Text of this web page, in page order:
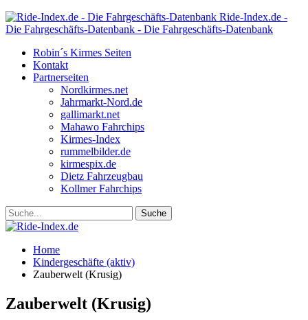
Ride-Index.de -
Die Fahrgeschäfts-Datenbank - Die Fahrgeschäfts-Datenbank
Robin´s Kirmes Seiten
Kontakt
Partnerseiten
Nordkirmes.net
Jahrmarkt-Nord.de
gallimarkt.net
Mahawo Fahrchips
Kirmes-Index
rummelbilder.de
kirmespix.de
Dietz Fahrzeugbau
Kollmer Fahrchips
Home
Kindergeschäfte (aktiv)
Zauberwelt (Krusig)
Zauberwelt (Krusig)